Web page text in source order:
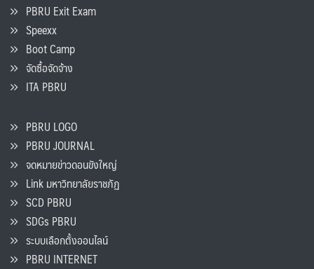
PBRU Exit Exam
Speexx
Boot Camp
จัดซื้อจัดจ้าง
ITA PBRU
PBRU LOGO
PBRU JOURNAL
จดหมายข่าวดอนขังใหญ่
Link มหาวิทยาลัยราชภัฏ
SCD PBRU
SDGs PBRU
ระบบเลือกตั้งออนไลน์
PBRU INTERNET